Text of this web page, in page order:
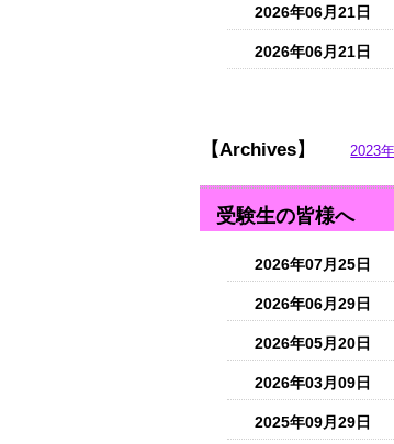
2026年06月21日
2026年06月21日
【Archives】 2023年
受験生の皆様へ
2026年07月25日
2026年06月29日
2026年05月20日
2026年03月09日
2025年09月29日